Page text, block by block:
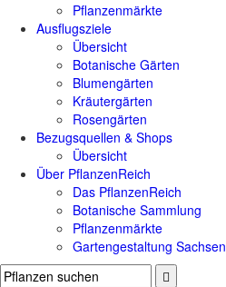
Pflanzenmärkte
Ausflugsziele
Übersicht
Botanische Gärten
Blumengärten
Kräutergärten
Rosengärten
Bezugsquellen & Shops
Übersicht
Über PflanzenReich
Das PflanzenReich
Botanische Sammlung
Pflanzenmärkte
Gartengestaltung Sachsen